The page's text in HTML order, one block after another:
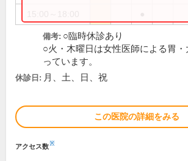
備考: ○臨時休診あり
○火・木曜日は女性医師による胃
っています。
休診日: 月、土、日、祝
この医院の詳細をみる
アクセス数※